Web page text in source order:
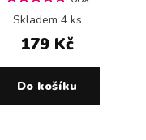
Skladem 4 ks
179 Kč
Do košíku